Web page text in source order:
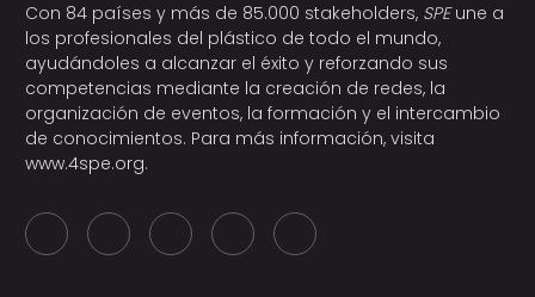
Con 84 países y más de 85.000 stakeholders, SPEune a
los profesionales del plástico de todo el mundo,
ayudándoles a alcanzar el éxito y reforzando sus
competencias mediante la creación de redes, la
organización de eventos, la formación y el intercambio
de conocimientos. Para más información, visita
www.4spe.org.